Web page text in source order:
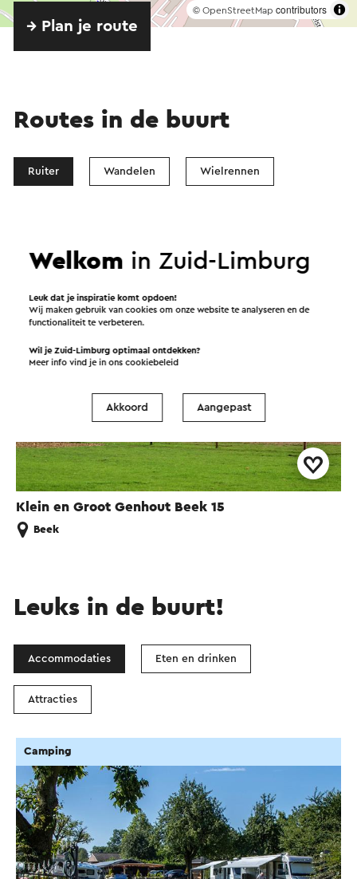
© OpenStreetMap contributors
→ Plan je route
Routes in de buurt
Ruiter Wandelen Wielrennen
Klein en Groot Genhout Beek 15
Ruiterroute → 21,2 km
Beek
Leuks in de buurt!
Accommodaties Eten en drinken
Attracties
Camping
Welkom in Zuid-Limburg
Leuk dat je inspiratie komt opdoen!
Wij maken gebruik van cookies om onze website te analyseren en de
functionaliteit te verbeteren.
Wil je Zuid-Limburg optimaal ontdekken?
Meer info vind je in onscookiebeleid
Akkoord Aangepast